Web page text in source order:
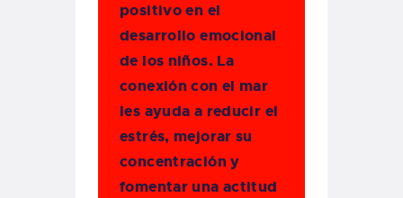
positivo en el
desarrollo emocional
de los niños. La
conexión con el mar
les ayuda a reducir el
estrés, mejorar su
concentración y
fomentar una actitud